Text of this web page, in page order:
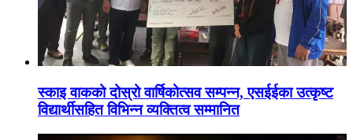
स्काइ वाकको दोस्रो वार्षिकोत्सव सम्पन्न, एसईईका उत्कृष्ट
विद्यार्थीसहित विभिन्न व्यक्तित्व सम्मानित